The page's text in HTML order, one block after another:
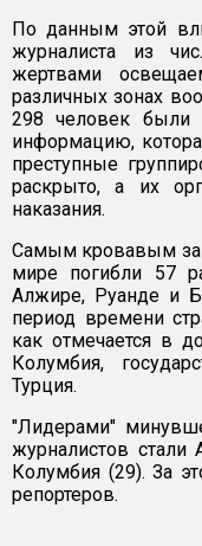
По данным этой
журналиста из
жертвами
различных зонах
298 человек
информацию,
преступные
раскрыто, а их
наказания.
Самым кровавым за
мире погибли 57
Алжире, Руанде и
период времени
как отмечается в
Колумбия,
Турция.
"Лидерами"
журналистов
Колумбия (29). За
репортеров.